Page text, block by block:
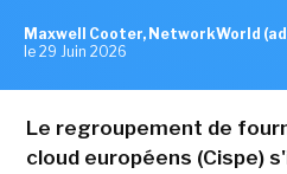
Maxwell Cooter, NetworkWorld
le 29 Juin 2026
Le regroupement de
cloud européens (Cispe)